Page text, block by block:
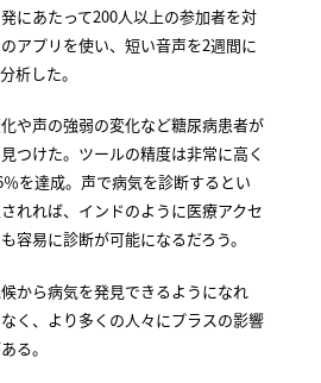
にあたって200人以上の参加者を対
アプリを使い、短い音声を2週間に
析した。
や声の強弱の変化など糖尿病患者が
つけた。ツールの精度は非常に高く
を達成。声で病気を診断するとい
れれば、インドのように医療アクセ
容易に診断が可能になるだろう。
から病気を発見できるようになれ
く、より多くの人々にプラスの影響
る。